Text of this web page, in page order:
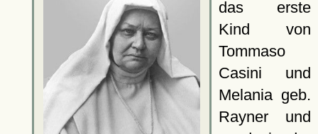
das erste
Kind von
Tommaso
Casini und
Melania geb.
Rayner und